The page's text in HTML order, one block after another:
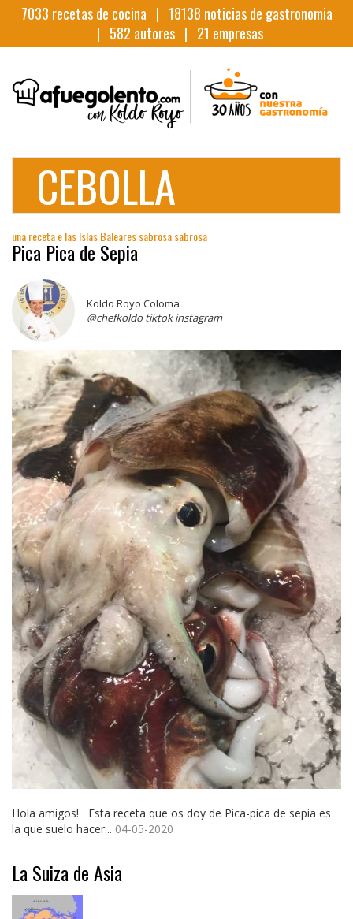
7033 recetas de cocina | 18138 noticias de gastronomia
| 582 autores | 21 empresas
CEBOLLA
una receta e las Islas Baleares sabrosa sabrosa
Pica Pica de Sepia
Koldo Royo Coloma
@chefkoldo tiktok instagram
Hola amigos! Esta receta que os doy de Pica-pica de sepia es
la que suelo hacer... 04-05-2020
La Suiza de Asia